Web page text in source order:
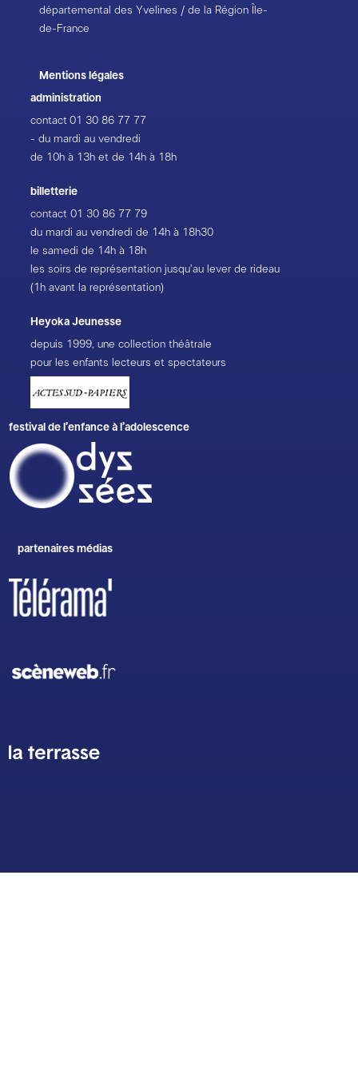
départemental des Yvelines / de la Région Île-
de-France
Mentions légales
administration
contact01 30 86 77 77
- du mardi au vendredi
de 10h à 13h et de 14h à 18h
billetterie
contact01 30 86 77 79
du mardi au vendredi de 14h à 18h30
le samedi de 14h à 18h
les soirs de représentation jusqu’au lever de rideau
(1h avant la représentation)
Heyoka Jeunesse
depuis 1999, une collection théâtrale
pour les enfants lecteurs et spectateurs
festival de l’enfance à l’adolescence
partenaires médias